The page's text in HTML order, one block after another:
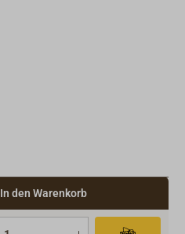
In den Warenkorb